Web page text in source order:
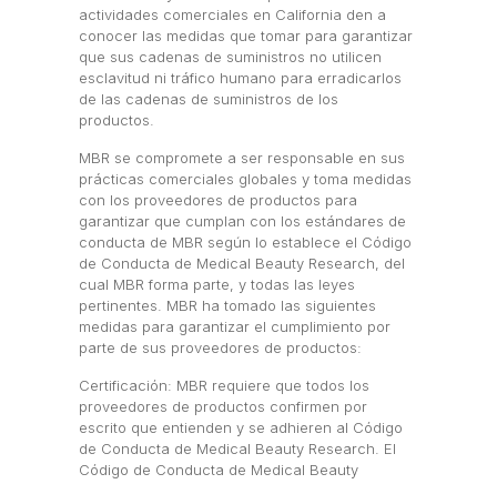
actividades comerciales en California den a
conocer las medidas que tomar para garantizar
que sus cadenas de suministros no utilicen
esclavitud ni tráfico humano para erradicarlos
de las cadenas de suministros de los
productos.
MBR se compromete a ser responsable en sus
prácticas comerciales globales y toma medidas
con los proveedores de productos para
garantizar que cumplan con los estándares de
conducta de MBR según lo establece el Código
de Conducta de Medical Beauty Research, del
cual MBR forma parte, y todas las leyes
pertinentes. MBR ha tomado las siguientes
medidas para garantizar el cumplimiento por
parte de sus proveedores de productos:
Certificación: MBR requiere que todos los
proveedores de productos confirmen por
escrito que entienden y se adhieren al Código
de Conducta de Medical Beauty Research. El
Código de Conducta de Medical Beauty